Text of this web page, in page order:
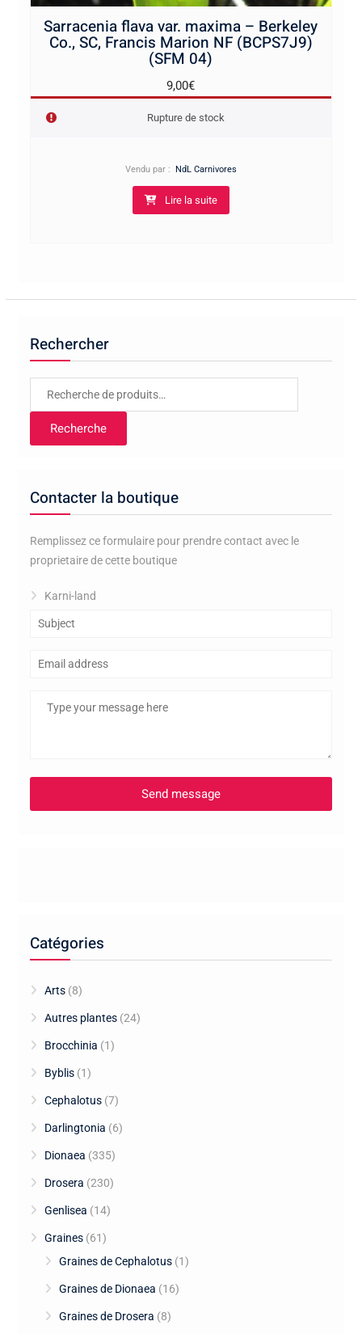
Sarracenia flava var. maxima – Berkeley
Co., SC, Francis Marion NF (BCPS7J9)
(SFM 04)
9,00€
Rupture de stock
Vendu par : NdL Carnivores
Lire la suite
Rechercher
Recherche
Contacter la boutique
Remplissez ce formulaire pour prendre contact avec le
proprietaire de cette boutique
Karni-land
Catégories
Arts (8)
Autres plantes (24)
Brocchinia (1)
Byblis (1)
Cephalotus (7)
Darlingtonia (6)
Dionaea (335)
Drosera (230)
Genlisea (14)
Graines (61)
Graines de Cephalotus (1)
Graines de Dionaea (16)
Graines de Drosera (8)